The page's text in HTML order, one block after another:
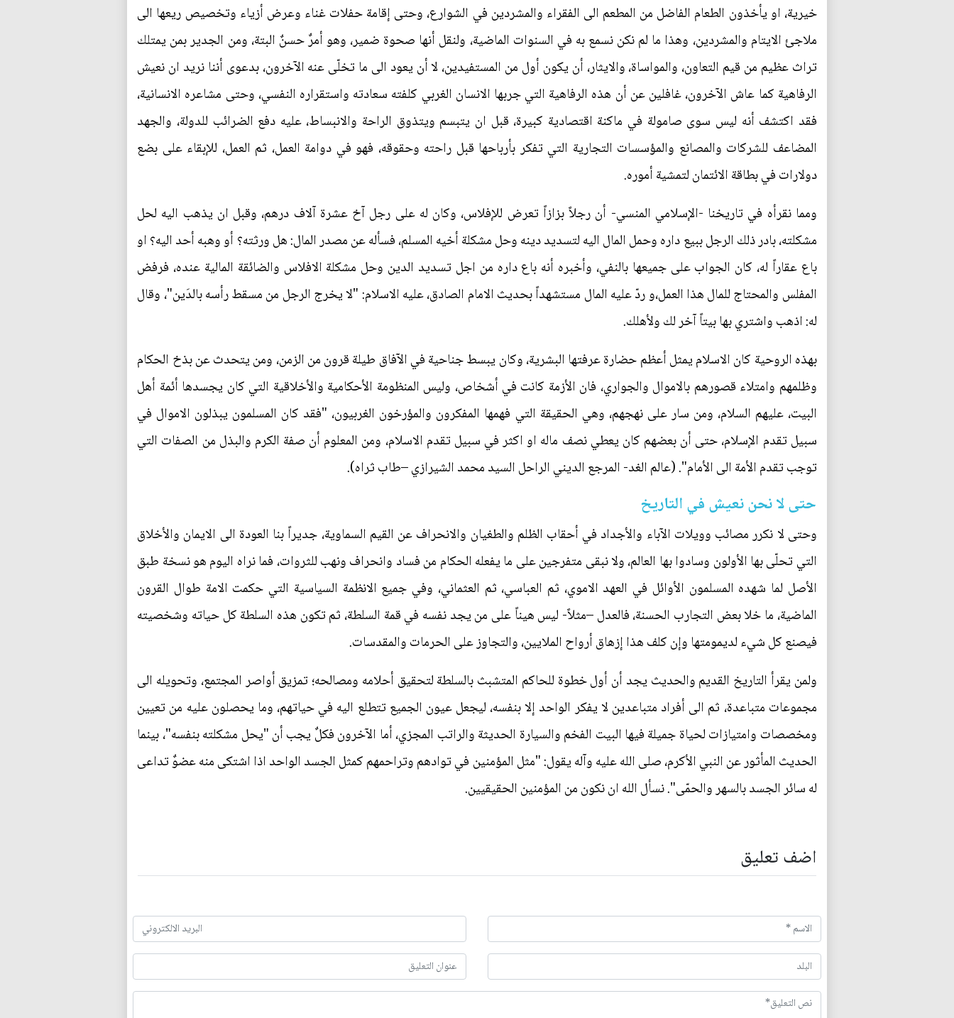
خيرية، او يأخذون الطعام الفاضل من المطعم الى الفقراء والمشردين في الشوارع، وحتى إقامة حفلات غناء وعرض أزياء وتخصيص ريعها الى
ملاجئ الايتام والمشردين، وهذا ما لم نكن نسمع به في السنوات الماضية، ولنقل أنها صحوة ضمير، وهو أمرٌ حسنٌ البتة، ومن الجدير بمن يمتلك
تراث عظيم من قيم التعاون، والمواساة، والايثار، أن يكون أول من المستفيدين، لا أن يعود الى ما تخلّى عنه الآخرون، بدعوى أننا نريد ان نعيش
الرفاهية كما عاش الآخرون، غافلين عن أن هذه الرفاهية التي جربها الانسان الغربي كلفته سعادته واستقراره النفسي، وحتى مشاعره الانسانية،
فقد اكتشف أنه ليس سوى صامولة في ماكنة اقتصادية كبيرة، قبل ان يتبسم ويتذوق الراحة والانبساط، عليه دفع الضرائب للدولة، والجهد
المضاعف للشركات والمصانع والمؤسسات التجارية التي تفكر بأرباحها قبل راحته وحقوقه، فهو في دوامة العمل، ثم العمل، للإبقاء على بضع
دولارات في بطاقة الائتمان لتمشية أموره.
ومما نقرأه في تاريخنا -الإسلامي المنسي- أن رجلاً بزازاً تعرض للإفلاس، وكان له على رجل آخ عشرة آلاف درهم، وقبل ان يذهب اليه لحل
مشكلته، بادر ذلك الرجل ببيع داره وحمل المال اليه لتسديد دينه وحل مشكلة أخيه المسلم، فسأله عن مصدر المال: هل ورثته؟ أو وهبه أحد اليه؟ او
باع عقاراً له، كان الجواب على جميعها بالنفي، وأخبره أنه باع داره من اجل تسديد الدين وحل مشكلة الافلاس والضائقة المالية عنده، فرفض
المفلس والمحتاج للمال هذا العمل،و ردّ عليه المال مستشهداً بحديث الامام الصادق، عليه الاسلام: "لا يخرج الرجل من مسقط رأسه بالدَين"، وقال
له: اذهب واشتري بها بيتاً آخر لك ولأهلك.
بهذه الروحية كان الاسلام يمثل أعظم حضارة عرفتها البشرية، وكان يبسط جناحية في الآفاق طيلة قرون من الزمن، ومن يتحدث عن بذخ الحكام
وظلمهم وامتلاء قصورهم بالاموال والجواري، فان الأزمة كانت في أشخاص، وليس المنظومة الأحكامية والأخلاقية التي كان يجسدها أئمة أهل
البيت، عليهم السلام، ومن سار على نهجهم، وهي الحقيقة التي فهمها المفكرون والمؤرخون الغربيون، "فقد كان المسلمون يبذلون الاموال في
سبيل تقدم الإسلام، حتى أن بعضهم كان يعطي نصف ماله او اكثر في سبيل تقدم الاسلام، ومن المعلوم أن صفة الكرم والبذل من الصفات التي
توجب تقدم الأمة الى الأمام". (عالم الغد- المرجع الديني الراحل السيد محمد الشيرازي –طاب ثراه).
حتى لا نحن نعيش في التاريخ
وحتى لا نكرر مصائب وويلات الآباء والأجداد في أحقاب الظلم والطغيان والانحراف عن القيم السماوية، جديراً بنا العودة الى الايمان والأخلاق
التي تحلّى بها الأولون وسادوا بها العالم، ولا نبقى متفرجين على ما يفعله الحكام من فساد وانحراف ونهب للثروات، فما نراه اليوم هو نسخة طبق
الأصل لما شهده المسلمون الأوائل في العهد الاموي، ثم العباسي، ثم العثماني، وفي جميع الانظمة السياسية التي حكمت الامة طوال القرون
الماضية، ما خلا بعض التجارب الحسنة، فالعدل –مثلاً- ليس هيناً على من يجد نفسه في قمة السلطة، ثم تكون هذه السلطة كل حياته وشخصيته
فيصنع كل شيء لديمومتها وإن كلف هذا إزهاق أرواح الملايين، والتجاوز على الحرمات والمقدسات.
ولمن يقرأ التاريخ القديم والحديث يجد أن أول خطوة للحاكم المتشبث بالسلطة لتحقيق أحلامه ومصالحه؛ تمزيق أواصر المجتمع، وتحويله الى
مجموعات متباعدة، ثم الى أفراد متباعدين لا يفكر الواحد إلا بنفسه، ليجعل عيون الجميع تتطلع اليه في حياتهم، وما يحصلون عليه من تعيين
ومخصصات وامتيازات لحياة جميلة فيها البيت الفخم والسيارة الحديثة والراتب المجزي، أما الآخرون فكلٌ يجب أن "يحل مشكلته بنفسه"، بينما
الحديث المأثور عن النبي الأكرم، صلى الله عليه وآله يقول: "مثل المؤمنين في توادهم وتراحمهم كمثل الجسد الواحد اذا اشتكى منه عضوٌ تداعى
له سائر الجسد بالسهر والحمّى". نسأل الله ان نكون من المؤمنين الحقيقيين.
اضف تعليق